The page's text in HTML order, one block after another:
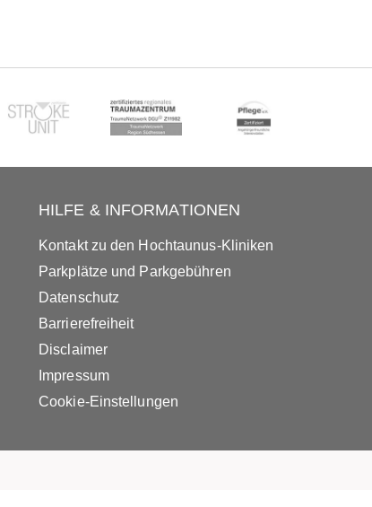
HILFE & INFORMATIONEN
Kontakt zu den Hochtaunus-Kliniken
Parkplätze und Parkgebühren
Datenschutz
Barrierefreiheit
Disclaimer
Impressum
Cookie-Einstellungen